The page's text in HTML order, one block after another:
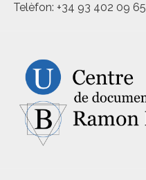
Telèfon: +34 93 402 09 65